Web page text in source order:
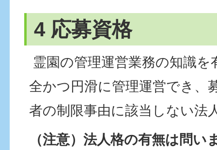
4 応募資格
霊園の管理運営業務の知識を
全かつ円滑に管理運営でき、
者の制限事由に該当しない法
（注意）法人格の有無は問い